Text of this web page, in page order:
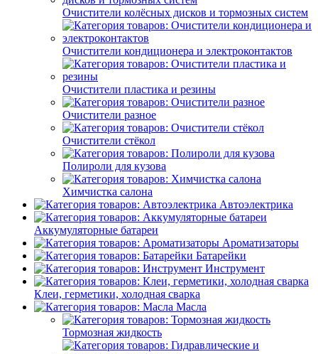
Очистители колёсных дисков и тормозных систем
Очистители кондиционера и электроконтактов
Очистители пластика и резины
Очистители разное
Очистители стёкол
Полироли для кузова
Химчистка салона
Автоэлектрика
Аккумуляторные батареи
Ароматизаторы
Батарейки
Инструмент
Клеи, герметики, холодная сварка
Масла
Тормозная жидкость